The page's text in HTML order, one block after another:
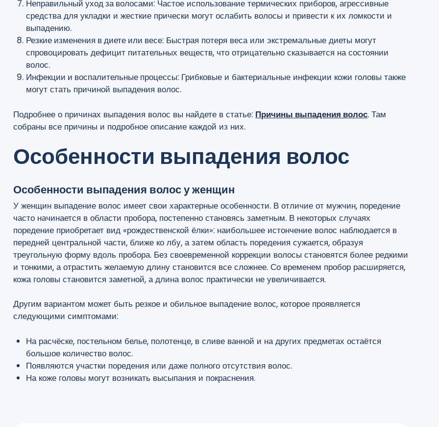
Неправильный уход за волосами: Частое использование термических приборов, агрессивные
средства для укладки и жесткие прически могут ослабить волосы и привести к их ломкости и
выпадению.
Резкие изменения в диете или весе: Быстрая потеря веса или экстремальные диеты могут
спровоцировать дефицит питательных веществ, что отрицательно сказывается на состоянии
волос.
Инфекции и воспалительные процессы: Грибковые и бактериальные инфекции кожи головы также
могут стать причиной выпадения волос.
Подробнее о причинах выпадения волос вы найдете в статье: Причины выпадения волос. Там
собраны все причины и подробное описание каждой из них.
Особенности выпадения волос
Особенности выпадения волос у женщин
У женщин выпадение волос имеет свои характерные особенности. В отличие от мужчин, поредение
часто начинается в области пробора, постепенно становясь заметным. В некоторых случаях
поредение приобретает вид «рождественской ёлки»: наибольшее истончение волос наблюдается в
передней центральной части, ближе ко лбу, а затем область поредения сужается, образуя
треугольную форму вдоль пробора. Без своевременной коррекции волосы становятся более редкими
и тонкими, а отрастить желаемую длину становится все сложнее. Со временем пробор расширяется,
кожа головы становится заметной, а длина волос практически не увеличивается.
Другим вариантом может быть резкое и обильное выпадение волос, которое проявляется
следующими симптомами:
На расчёске, постельном белье, полотенце, в сливе ванной и на других предметах остаётся
большое количество волос.
Появляются участки поредения или даже полного отсутствия волос.
На коже головы могут возникать высыпания и покраснения.